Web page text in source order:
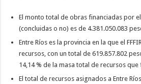
El monto total de obras financiadas por el
(concluidas o no) es de 4.381.050.083
Entre Ríos es la provincia en la que el
recursos, con un total de 619.857.802
14,14 % de la masa total de recursos
El total de recursos asignados a Entre